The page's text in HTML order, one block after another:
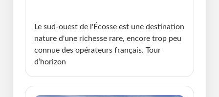
Le sud-ouest de l'Écosse est une destination
nature d'une richesse rare, encore trop peu
connue des opérateurs français. Tour
d’horizon